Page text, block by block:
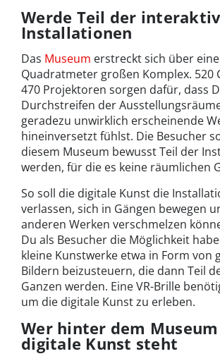
Werde Teil der
Installationen
Das Museum erstreckt sich über
Quadratmeter großen Komplex. 520
470 Projektoren sorgen dafür, dass
Durchstreifen der
geradezu unwirklich erscheinende
hineinversetzt fühlst. Die Besucher
diesem Museum bewusst Teil der
werden, für die es keine räumlichen
So soll die digitale Kunst die
verlassen, sich in Gängen bewegen
anderen Werken verschmelzen
Du als Besucher die Möglichkeit
kleine Kunstwerke etwa in Form von
Bildern beizusteuern, die dann Teil
Ganzen werden. Eine VR-Brille
um die digitale Kunst zu erleben.
Wer hinter dem
digitale Kunst steht